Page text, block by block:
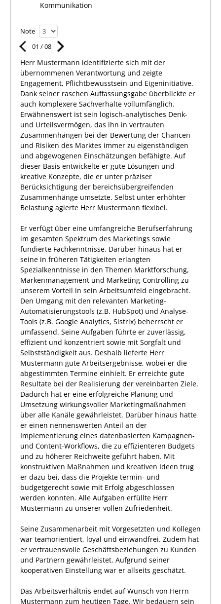
Kommunikation
Note
01 /08
Herr Mustermann identifizierte sich mit der
übernommenen Verantwortung und zeigte
Engagement, Pflichtbewusstsein und Eigeninitiative.
Dank seiner raschen Auffassungsgabe überblickte er
auch komplexere Sachverhalte vollumfänglich.
Erwähnenswert ist sein logisch-analytisches Denk-
und Urteilsvermögen, das ihn in vertrauten
Zusammenhängen bei der Bewertung der Chancen
und Risiken des Marktes immer zu eigenständigen
und abgewogenen Einschätzungen befähigte. Auf
dieser Basis entwickelte er gute Lösungen und
kreative Konzepte, die er unter präziser
Berücksichtigung der bereichsübergreifenden
Zusammenhänge umsetzte. Selbst unter erhöhter
Belastung agierte Herr Mustermann flexibel.
Er verfügt über eine umfangreiche Berufserfahrung
im gesamten Spektrum des Marketings sowie
fundierte Fachkenntnisse. Darüber hinaus hat er
seine in früheren Tätigkeiten erlangten
Spezialkenntnisse in den Themen Marktforschung,
Markenmanagement und Marketing-Controlling zu
unserem Vorteil in sein Arbeitsumfeld eingebracht.
Den Umgang mit den relevanten Marketing-
Automatisierungstools (z.B. HubSpot) und Analyse-
Tools (z.B. Google Analytics, Sistrix) beherrscht er
umfassend. Seine Aufgaben führte er zuverlässig,
effizient und konzentriert sowie mit Sorgfalt und
Selbstständigkeit aus. Deshalb lieferte Herr
Mustermann gute Arbeitsergebnisse, wobei er die
abgestimmten Termine einhielt. Er erreichte gute
Resultate bei der Realisierung der vereinbarten Ziele.
Dadurch hat er eine erfolgreiche Planung und
Umsetzung wirkungsvoller Marketingmaßnahmen
über alle Kanäle gewährleistet. Darüber hinaus hatte
er einen nennenswerten Anteil an der
Implementierung eines datenbasierten Kampagnen-
und Content-Workflows, die zu effizienteren Budgets
und zu höherer Reichweite geführt haben. Mit
konstruktiven Maßnahmen und kreativen Ideen trug
er dazu bei, dass die Projekte termin- und
budgetgerecht sowie mit Erfolg abgeschlossen
werden konnten. Alle Aufgaben erfüllte Herr
Mustermann zu unserer vollen Zufriedenheit.
Seine Zusammenarbeit mit Vorgesetzten und Kollegen
war teamorientiert, loyal und einwandfrei. Zudem hat
er vertrauensvolle Geschäftsbeziehungen zu Kunden
und Partnern gewährleistet. Aufgrund seiner
kooperativen Einstellung war er allseits geschätzt.
Das Arbeitsverhältnis endet auf Wunsch von Herrn
Mustermann zum heutigen Tage. Wir bedauern sein